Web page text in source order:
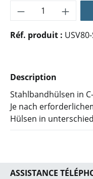
Quantité de
Réf. produit :
Description
Stahlbandhülsen in
Je nach
Hülsen in
ASSISTANCE